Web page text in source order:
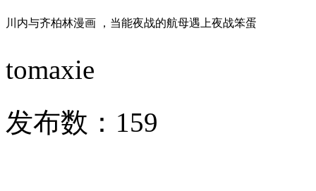
川内与齐柏林漫画 ，当能夜战的航母遇上夜战笨蛋
tomaxie
发布数： 159